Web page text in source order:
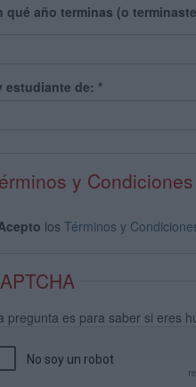
qué año terminas (o
estudiante de: *
y
los Términos y
pregunta es para saber si eres